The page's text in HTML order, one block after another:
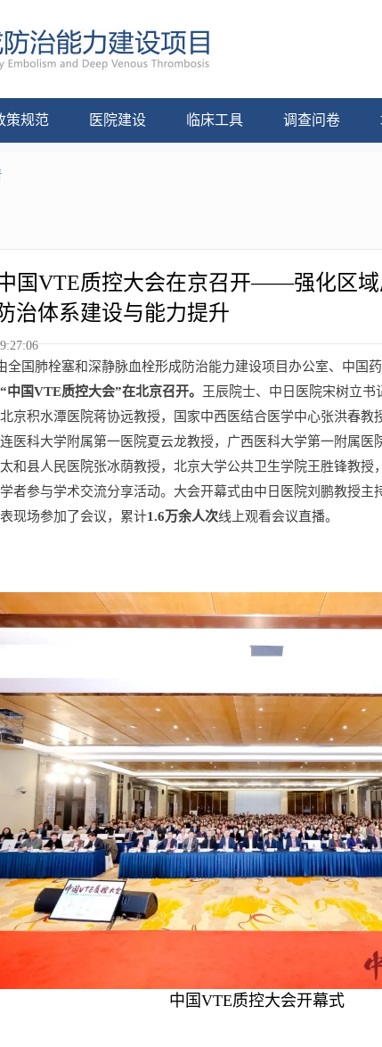
策规范 医院建设 临床工具 调查问卷
国VTE质控大会在京召开——强化区
治体系建设与能力提升
全国肺栓塞和深静脉血栓形成防治能力建设项目办公室、中国
中国VTE质控大会”在北京召开。
王辰院士、中日医院宋树立
京积水潭医院蒋协远教授，国家中西医结合医学中心张洪春教
医科大学附属第一医院夏云龙教授，广西医科大学第一附属医
和县人民医院张冰荫教授，北京大学公共卫生学院王胜锋教授
者参与学术交流分享活动。大会开幕式由中日医院刘鹏教授主
现场参加了会议，累计1.6万余人次线上观看会议直播。
中国VTE质控大会开幕式